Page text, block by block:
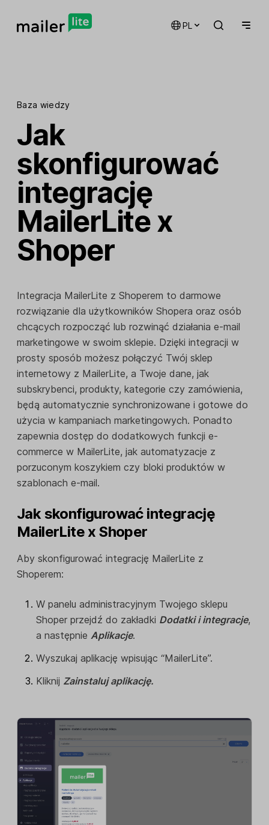
PL
Baza wiedzy
Jak
skonfigurować
integrację
MailerLite x
Shoper
Integracja MailerLite z Shoperem to darmowe
rozwiązanie dla użytkowników Shopera oraz osób
chcących rozpocząć lub rozwinąć działania e-mail
marketingowe w swoim sklepie. Dzięki integracji w
prosty sposób możesz połączyć Twój sklep
internetowy z MailerLite, a Twoje dane, jak
subskrybenci, produkty, kategorie czy zamówienia,
będą automatycznie synchronizowane i gotowe do
użycia w kampaniach marketingowych. Ponadto
zapewnia dostęp do dodatkowych funkcji e-
commerce w MailerLite, jak automatyzacje z
porzuconym koszykiem czy bloki produktów w
szablonach e-mail.
Jak skonfigurować integrację
MailerLite x Shoper
Aby skonfigurować integrację MailerLite z
Shoperem:
W panelu administracyjnym Twojego sklepu
Shoper przejdź do zakładki Dodatki i integracje,
a następnie Aplikacje.
Wyszukaj aplikację wpisując “MailerLite”.
Kliknij Zainstaluj aplikację.